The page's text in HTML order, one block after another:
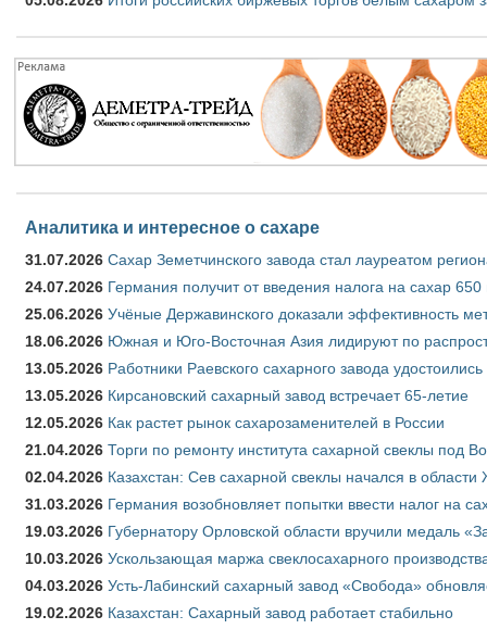
Аналитика и интересное о сахаре
31.07.2026 Сахар Земетчинского завода стал лауреатом
24.07.2026 Германия получит от введения налога на сахар
25.06.2026 Учёные Державинского доказали эффективность
18.06.2026 Южная и Юго-Восточная Азия лидируют по
13.05.2026 Работники Раевского сахарного завода удостоились
13.05.2026 Кирсановский сахарный завод встречает 65-летие
12.05.2026 Как растет рынок сахарозаменителей в России
21.04.2026 Торги по ремонту института сахарной свеклы под
02.04.2026 Казахстан: Сев сахарной свеклы начался в области
31.03.2026 Германия возобновляет попытки ввести налог на
19.03.2026 Губернатору Орловской области вручили медаль
10.03.2026 Ускользающая маржа свеклосахарного
04.03.2026 Усть-Лабинский сахарный завод «Свобода»
19.02.2026 Казахстан: Сахарный завод работает стабильно